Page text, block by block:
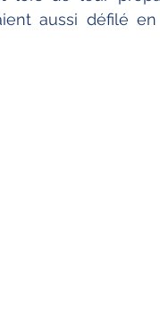
aussi défilé